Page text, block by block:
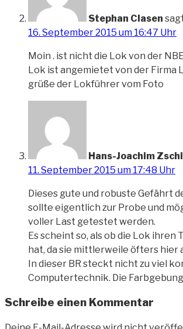
Stephan Clasen
16. September 2015 um 16:47 Uhr
Moin . ist nicht die Lok von der
Lok ist angemietet von der Firma
grüße der Lokführer vom Foto
Hans-Joachim
11. September 2015 um 17:48 Uhr
Dieses gute und robuste Gefährt
sollte eigentlich zur Probe und
voller Last getestet werden.
Es scheint so, als ob die Lok ihren
hat, da sie mittlerweile öfters hier
In dieser BR steckt nicht zu viel
Computertechnik. Die
Schreibe einen Kommentar